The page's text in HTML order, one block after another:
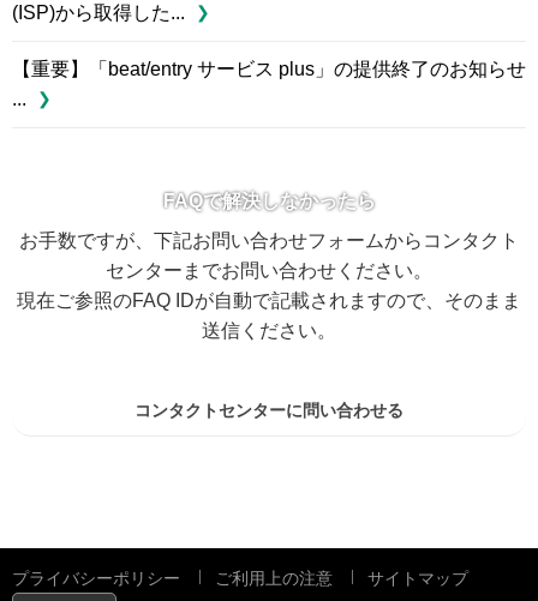
(ISP)から取得した...
【重要】「beat/entry サービス plus」の提供終了のお知らせ
...
FAQで解決しなかったら
お手数ですが、下記お問い合わせフォームからコンタクト
センターまでお問い合わせください。
現在ご参照のFAQ IDが自動で記載されますので、そのまま
送信ください。
コンタクトセンターに問い合わせる
プライバシーポリシー ご利用上の注意 サイトマップ